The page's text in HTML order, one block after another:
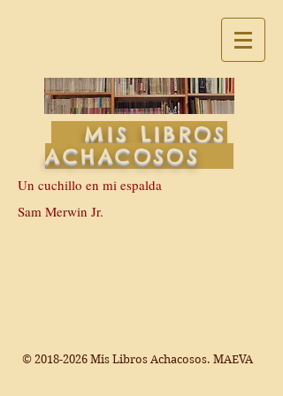
MIS LIBROS
ACHACOSOS
Un cuchillo en mi espalda
Sam Merwin Jr.
© 2018-2026 Mis Libros Achacosos. MAEVA